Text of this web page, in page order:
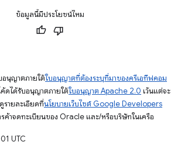
ข้อมูลนี้มีประโยชน์ไหม
อนุญาตภายใต้ใบอนุญาตที่ต้องระบุที่มาของครีเอทีฟคอม
ดได้รับอนุญาตภายใต้ใบอนุญาต Apache 2.0 เว้นแต่จะ
รายละเอียดที่นโยบายเว็บไซต์ Google Developers
ค้าจดทะเบียนของ Oracle และ/หรือบริษัทในเครือ
UTC